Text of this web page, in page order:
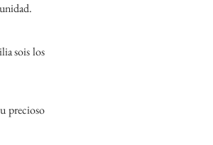
sois los
precioso